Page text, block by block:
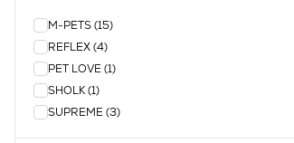
M-PETS(15)
REFLEX(4)
PET LOVE(1)
SHOLK(1)
SUPREME(3)